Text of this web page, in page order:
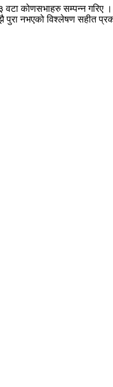
कोणसभाहरु सम्पन्न गरिए ।
पुरा नभएको विश्लेषण सहीत